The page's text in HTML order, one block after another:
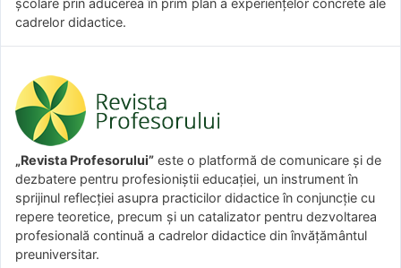
cadrelor didactice.
„Revista Profesorului” este o platformă de comunicare și de
dezbatere pentru profesioniștii educației, un instrument în
sprijinul reflecției asupra practicilor didactice în conjuncție cu
repere teoretice, precum și un catalizator pentru dezvoltarea
profesională continuă a cadrelor didactice din învățământul
preuniversitar.